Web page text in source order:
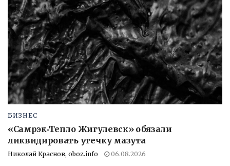
БИЗНЕС
«Самрэк‑Тепло Жигулевск» обязали
ликвидировать утечку мазута
Николай Краснов, oboz.info 06.08.2026